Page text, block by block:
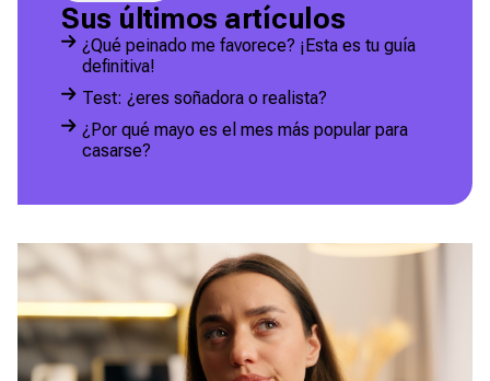
Sus últimos artículos
¿Qué peinado me favorece? ¡Esta es tu guía
definitiva!
Test: ¿eres soñadora o realista?
¿Por qué mayo es el mes más popular para
casarse?